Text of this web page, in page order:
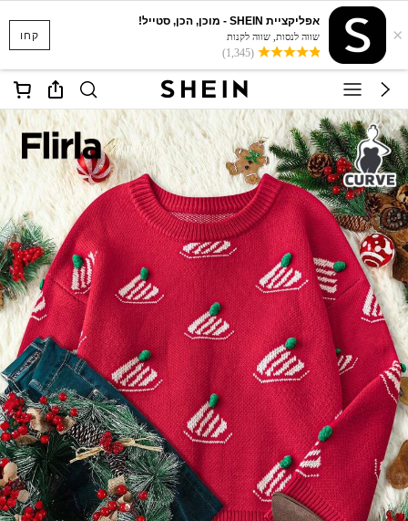
קחו ×
אפליקציית SHEIN - מוכן, הכן, סטייל!
שווה לנסות, שווה לקנות
(1,345)